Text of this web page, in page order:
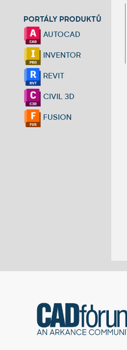
PORTÁLY PRODUKTŮ
AUTOCAD
INVENTOR
REVIT
CIVIL 3D
FUSION